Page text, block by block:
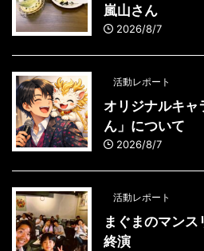
嵐山さん
2026/8/7
活動レポート
オリジナルキャ
ん」について
2026/8/7
活動レポート
まぐまのマン
終演